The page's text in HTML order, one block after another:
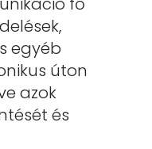
egyéb
úton
azok
és